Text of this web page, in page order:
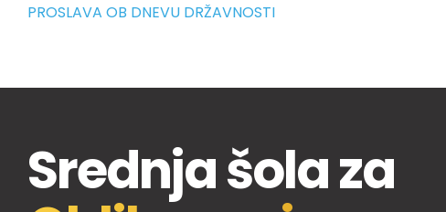
PROSLAVA OB DNEVU DRŽAVNOSTI
Srednja šola za